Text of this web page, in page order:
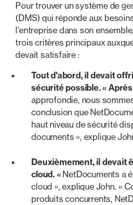
Pour trouver un système de
(DMS) qui réponde aux
l'entreprise dans son
trois critères principaux
devait satisfaire :
Tout d'abord, il devait
sécurité possible. « Après
approfondie, nous
conclusion que
haut niveau de sécurité
documents », explique
Deuxièmement, il devait
cloud. « NetDocuments a
cloud », explique John. «
produits concurrents,